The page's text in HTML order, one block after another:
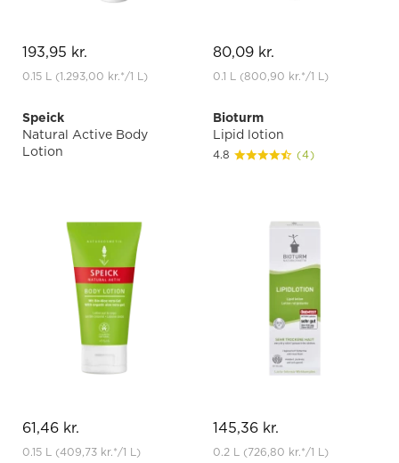
193,95 kr.
0.15 L (1.293,00 kr.*/1 L)
80,09 kr.
0.1 L (800,90 kr.*/1 L)
Speick
Natural Active Body
Lotion
61,46 kr.
0.15 L (409,73 kr.*/1 L)
Bioturm
Lipid lotion
4.8 (4)
145,36 kr.
0.2 L (726,80 kr.*/1 L)